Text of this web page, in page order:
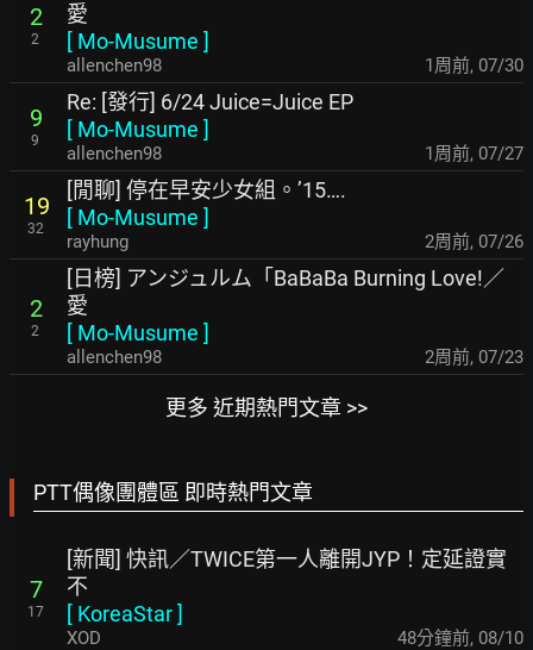
2
2
愛
[ Mo-Musume ]
allenchen98 1周前, 07/30
9
9
Re: [發行] 6/24 Juice=Juice EP
[ Mo-Musume ]
allenchen98 1周前, 07/27
19
32
[閒聊] 停在早安少女組。’15….
[ Mo-Musume ]
rayhung 2周前, 07/26
2
2
[日榜] アンジュルム「BaBaBa Burning Love!／
愛
[ Mo-Musume ]
allenchen98 2周前, 07/23
更多 近期熱門文章 >>
PTT偶像團體區 即時熱門文章
7
17
[新聞] 快訊／TWICE第一人離開JYP！定延證實
不
[ KoreaStar]
XOD 48分鐘前, 08/10